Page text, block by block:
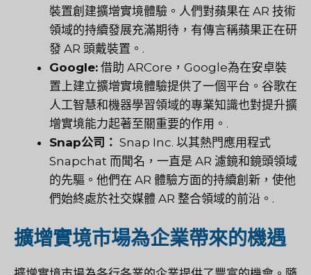
裝置創建擴增實境體驗。人們對蘋果在 AR 技術
領域的持續發展充滿期待，有傳言稱蘋果正在研
發 AR 頭戴裝置。.
Google: 借助 ARCore，Google為在安卓裝
置上建立擴增實境體驗提供了一個平台。谷歌在
人工智慧和機器學習領域的專業知識也對提升擴
增實境能力起著至關重要的作用。.
Snap公司： Snap Inc. 以其熱門應用程式
Snapchat 而聞名，一直是 AR 濾鏡和鏡頭領域
的先驅。他們在 AR 體驗方面的持續創新，使他
們始終處於社交媒體 AR 整合領域的前沿。.
擴增實境市場為企業帶來的機遇